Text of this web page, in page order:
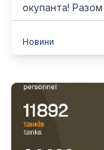
окупанта!
Новини